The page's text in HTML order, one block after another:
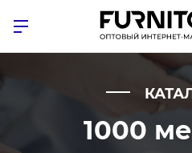
1000